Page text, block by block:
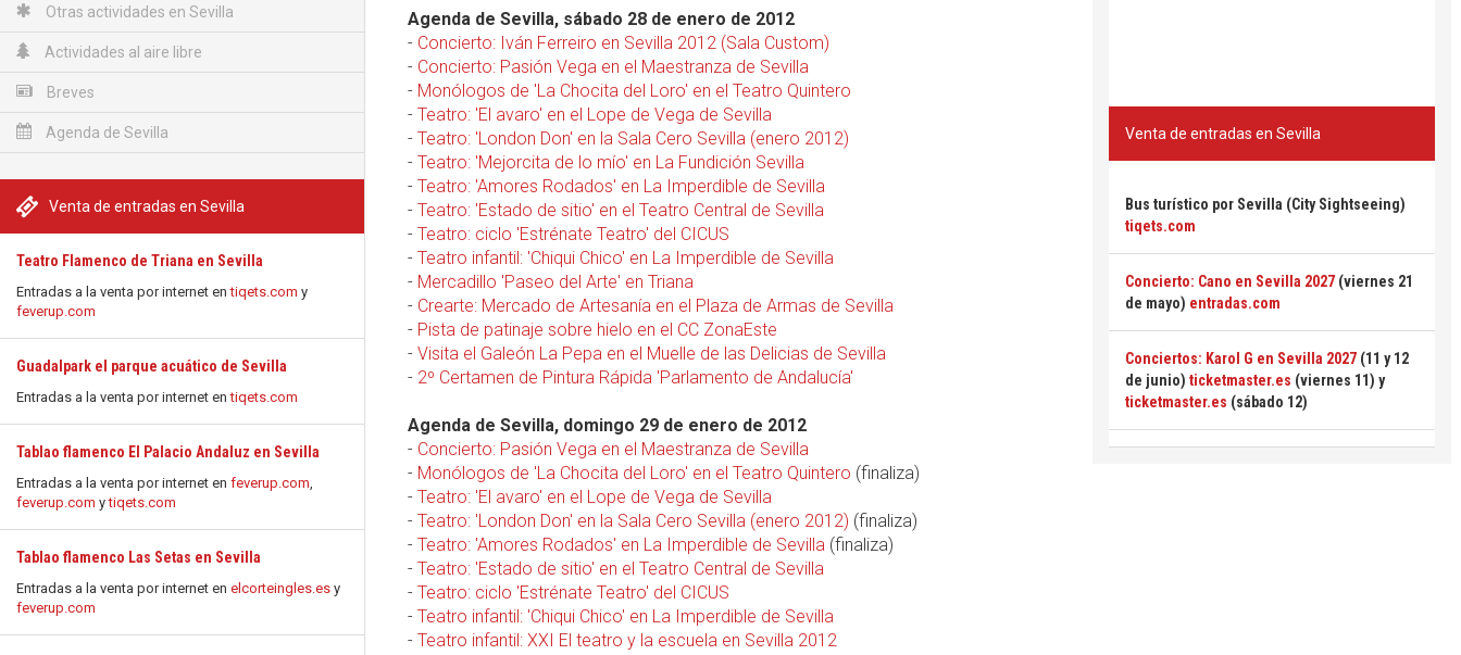
Otras actividades en Sevilla
Actividades al aire libre
Breves
Agenda de Sevilla
Venta de entradas en Sevilla
Teatro Flamenco de Triana en Sevilla
Entradas a la venta por internet entiqets.com y
feverup.com
Guadalpark el parque acuático de Sevilla
Entradas a la venta por internet entiqets.com
Tablao flamenco El Palacio Andaluz en Sevilla
Entradas a la venta por internet en feverup.com,
feverup.com ytiqets.com
Tablao flamenco Las Setas en Sevilla
Entradas a la venta por internet en elcorteingles.es y
feverup.com
Agenda de Sevilla, sábado 28 de enero de 2012
- Concierto: Iván Ferreiro en Sevilla 2012 (Sala Custom)
- Concierto: Pasión Vega en el Maestranza de Sevilla
- Monólogos de 'La Chocita del Loro' en el Teatro Quintero
- Teatro: 'El avaro' en el Lope de Vega de Sevilla
- Teatro: 'London Don' en la Sala Cero Sevilla (enero 2012)
- Teatro: 'Mejorcita de lo mío' en La Fundición Sevilla
- Teatro: 'Amores Rodados' en La Imperdible de Sevilla
- Teatro: 'Estado de sitio' en el Teatro Central de Sevilla
- Teatro: ciclo 'Estrénate Teatro' del CICUS
- Teatro infantil: 'Chiqui Chico' en La Imperdible de Sevilla
- Mercadillo 'Paseo del Arte' en Triana
- Crearte: Mercado de Artesanía en el Plaza de Armas de Sevilla
- Pista de patinaje sobre hielo en el CC ZonaEste
- Visita el Galeón La Pepa en el Muelle de las Delicias de Sevilla
- 2º Certamen de Pintura Rápida 'Parlamento de Andalucía'
Agenda de Sevilla, domingo 29 de enero de 2012
- Concierto: Pasión Vega en el Maestranza de Sevilla
- Monólogos de 'La Chocita del Loro' en el Teatro Quintero (finaliza)
- Teatro: 'El avaro' en el Lope de Vega de Sevilla
- Teatro: 'London Don' en la Sala Cero Sevilla (enero 2012) (finaliza)
- Teatro: 'Amores Rodados' en La Imperdible de Sevilla (finaliza)
- Teatro: 'Estado de sitio' en el Teatro Central de Sevilla
- Teatro: ciclo 'Estrénate Teatro' del CICUS
- Teatro infantil: 'Chiqui Chico' en La Imperdible de Sevilla
- Teatro infantil: XXI El teatro y la escuela en Sevilla 2012
Venta de entradas en Sevilla
Bus turístico por Sevilla (City Sightseeing)
tiqets.com
Concierto: Cano en Sevilla 2027 (viernes 21
de mayo) entradas.com
Conciertos: Karol G en Sevilla 2027 (11 y 12
de junio) ticketmaster.es (viernes 11) y
ticketmaster.es (sábado 12)